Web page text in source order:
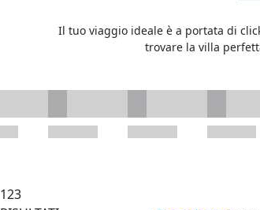
Il tuo viaggio ideale è a portata di
trovare la villa
123